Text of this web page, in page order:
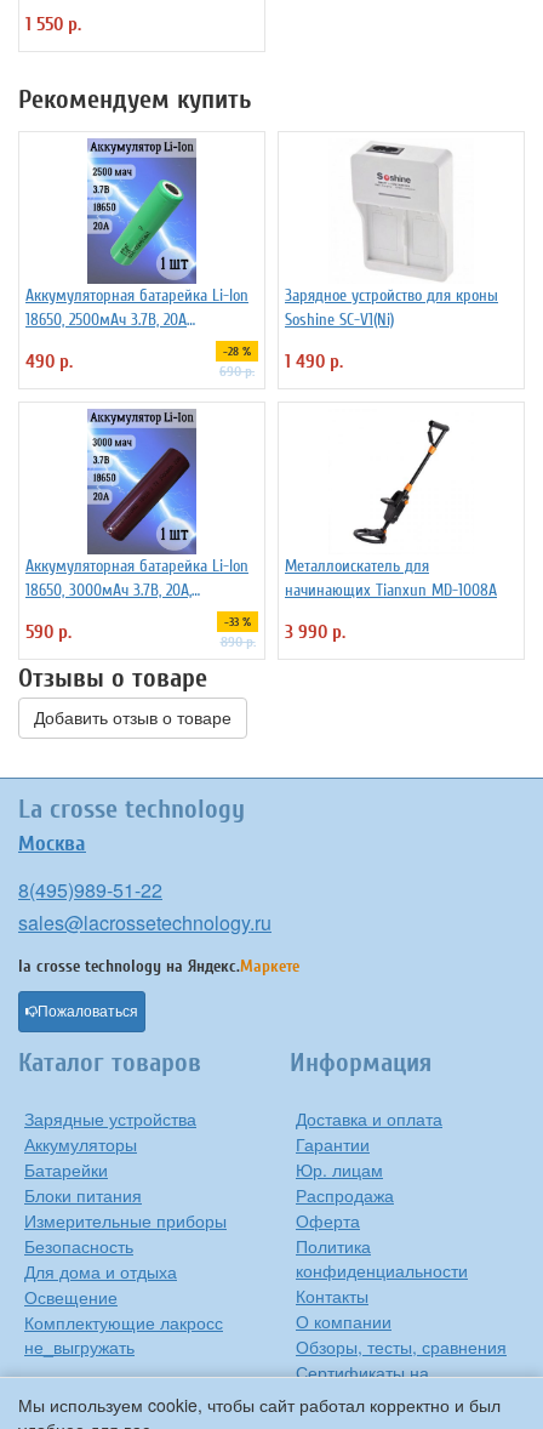
Мы используем cookie, чтобы сайт работал корректно и был
1 550 р.
Рекомендуем купить
Аккумуляторная батарейка Li-Ion
18650, 2500мАч 3.7В, 20A
490 р. -28 %
690 р.
Зарядное устройство для кроны
Soshine SC-V1(Ni)
1 490 р.
Аккумуляторная батарейка Li-Ion
18650, 3000мАч 3.7В, 20A,
высокомощный, незащищенный
590 р. -33 %
890 р.
Металлоискатель для
начинающих Tianxun MD-1008A
3 990 р.
Отзывы о товаре
Добавить отзыв о товаре
La crosse technology
Москва
8(495)989-51-22
sales@lacrossetechnology.ru
la crosse technology на Яндекс.Маркете
Пожаловаться
Каталог товаров
Зарядные устройства
Аккумуляторы
Батарейки
Блоки питания
Измерительные приборы
Безопасность
Для дома и отдыха
Освещение
Комплектующие лакросс
не_выгружать
Информация
Доставка и оплата
Гарантии
Юр. лицам
Распродажа
Оферта
Политика
конфиденциальности
Контакты
О компании
Обзоры, тесты, сравнения
Сертификаты на
продукцию
Инструкции на русском